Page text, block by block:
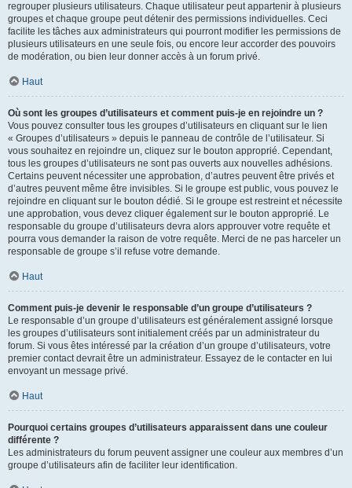
regrouper plusieurs utilisateurs. Chaque utilisateur peut appartenir à plusieurs
groupes et chaque groupe peut détenir des permissions individuelles. Ceci
facilite les tâches aux administrateurs qui pourront modifier les permissions de
plusieurs utilisateurs en une seule fois, ou encore leur accorder des pouvoirs
de modération, ou bien leur donner accès à un forum privé.
Haut
Où sont les groupes d’utilisateurs et comment puis-je en rejoindre un ?
Vous pouvez consulter tous les groupes d’utilisateurs en cliquant sur le lien
« Groupes d’utilisateurs » depuis le panneau de contrôle de l’utilisateur. Si
vous souhaitez en rejoindre un, cliquez sur le bouton approprié. Cependant,
tous les groupes d’utilisateurs ne sont pas ouverts aux nouvelles adhésions.
Certains peuvent nécessiter une approbation, d’autres peuvent être privés et
d’autres peuvent même être invisibles. Si le groupe est public, vous pouvez le
rejoindre en cliquant sur le bouton dédié. Si le groupe est restreint et nécessite
une approbation, vous devez cliquer également sur le bouton approprié. Le
responsable du groupe d’utilisateurs devra alors approuver votre requête et
pourra vous demander la raison de votre requête. Merci de ne pas harceler un
responsable de groupe s’il refuse votre demande.
Haut
Comment puis-je devenir le responsable d’un groupe d’utilisateurs ?
Le responsable d’un groupe d’utilisateurs est généralement assigné lorsque
les groupes d’utilisateurs sont initialement créés par un administrateur du
forum. Si vous êtes intéressé par la création d’un groupe d’utilisateurs, votre
premier contact devrait être un administrateur. Essayez de le contacter en lui
envoyant un message privé.
Haut
Pourquoi certains groupes d’utilisateurs apparaissent dans une couleur
différente ?
Les administrateurs du forum peuvent assigner une couleur aux membres d’un
groupe d’utilisateurs afin de faciliter leur identification.